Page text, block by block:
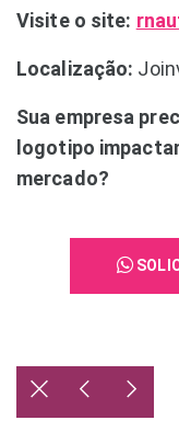
Visite o site:
Localização:
Sua empresa
logotipo
mercado?